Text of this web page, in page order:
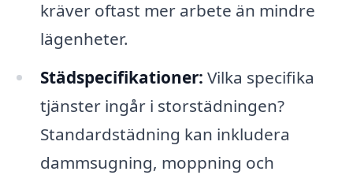
kräver oftast mer arbete än mindre
lägenheter.
Städspecifikationer: Vilka specifika
tjänster ingår i storstädningen?
Standardstädning kan inkludera
dammsugning, moppning och